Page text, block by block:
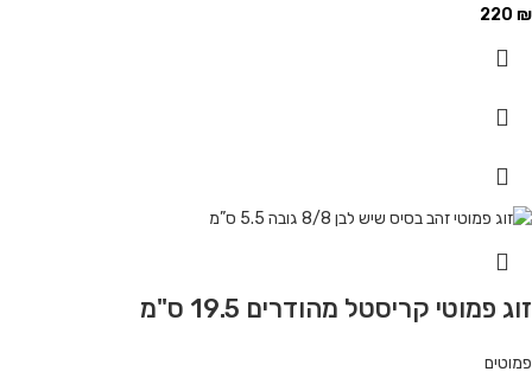
220 ₪
זוג פמוטי קריסטל מהודרים 19.5 ס"מ
פמוטים